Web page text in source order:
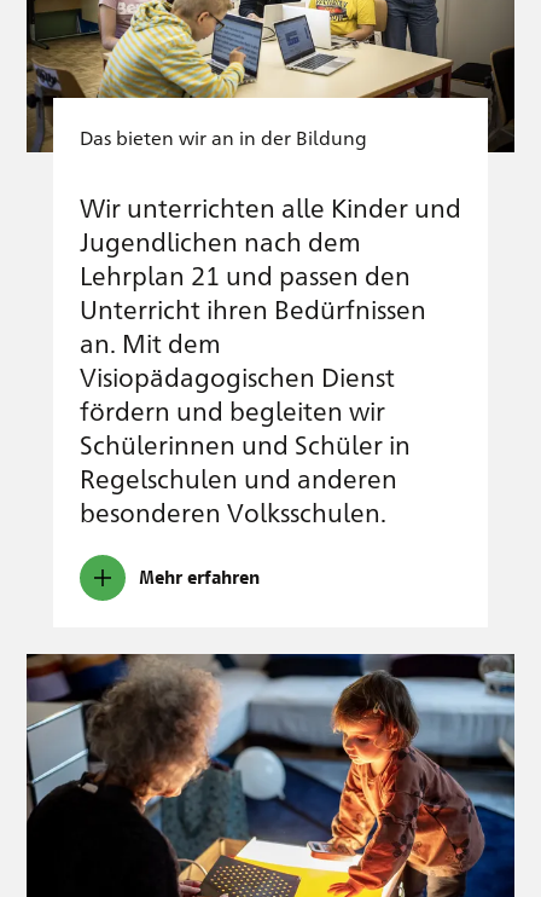
Das bieten wir an in der Bildung
Wir unterrichten alle Kinder und
Jugendlichen nach dem
Lehrplan 21 und passen den
Unterricht ihren Bedürfnissen
an. Mit dem
Visiopädagogischen Dienst
fördern und begleiten wir
Schülerinnen und Schüler in
Regelschulen und anderen
besonderen Volksschulen.
Mehr erfahren